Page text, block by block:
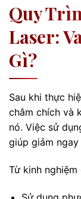
Quy
Laser:
Gì?
Sau khi thực
châm chích và
nó. Việc sử
giúp giảm
Từ kinh